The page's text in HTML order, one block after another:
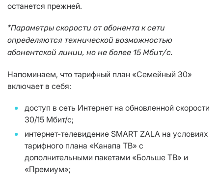
останется прежней.
*Параметры скорости от абонента к сети
определяются технической возможностью
абонентской линии, но не более 15 Мбит/с.
Напоминаем, что тарифный план «Семейный 30»
включает в себя:
доступ в сеть Интернет на обновленной скорости
30/15 Мбит/с;
интернет-телевидение SMART ZALA на условиях
тарифного плана «Канапа ТВ» с
дополнительными пакетами «Больше ТВ» и
«Премиум»;